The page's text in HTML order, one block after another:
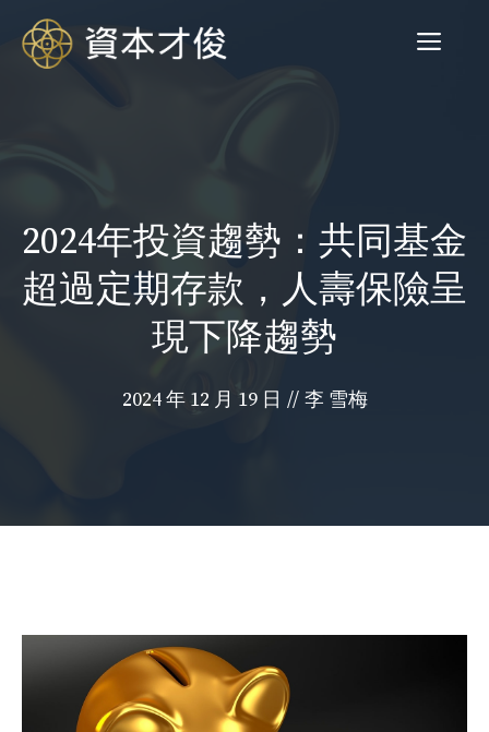
菜
2024年投資趨勢：共同基金
超過定期存款，人壽保險呈
現下降趨勢
2024 年 12 月 19 日 // 李 雪梅